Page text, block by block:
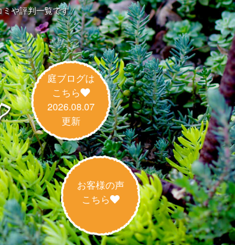
や評判一覧です。
庭ブログは
こちら
2026.08.07
更新
お客様の声
こちら